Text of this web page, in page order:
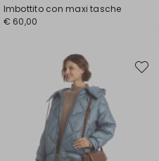
Imbottito con maxi tasche
€ 60,00
Sposta